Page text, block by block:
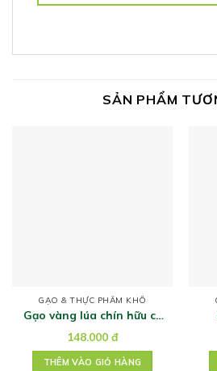
SẢN PHẨM
GẠO & THỰC PHẨM KHÔ
Gạo vàng lúa chín hữu cơ
148.000 đ
THÊM VÀO GIỎ HÀNG